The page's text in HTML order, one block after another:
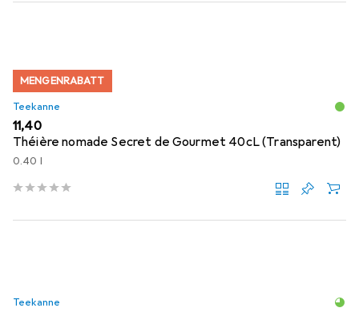
MENGENRABATT
Teekanne
EUR
11,40
Théière nomade Secret de Gourmet 40cL (Transparent)
0.40 l
Teekanne